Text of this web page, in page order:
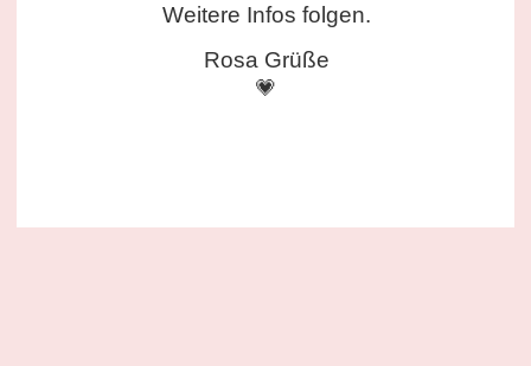
Weitere Infos folgen.
Rosa Grüße
💗